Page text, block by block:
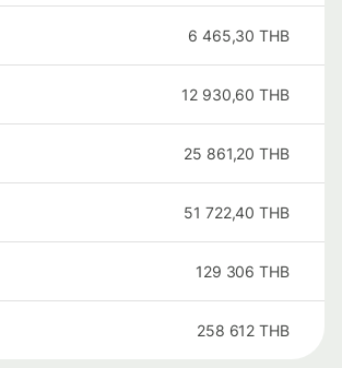
6 465,30 THB
12 930,60 THB
25 861,20 THB
51 722,40 THB
129 306 THB
258 612 THB